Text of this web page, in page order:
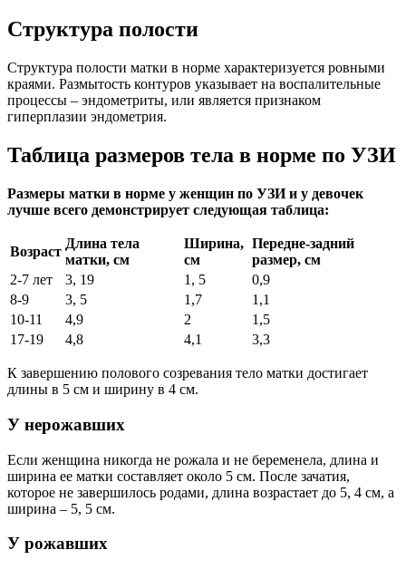
Структура полости
Структура полости матки в норме характеризуется ровными
краями. Размытость контуров указывает на воспалительные
процессы – эндометриты, или является признаком
гиперплазии эндометрия.
Таблица размеров тела в норме по УЗИ
Размеры матки в норме у женщин по УЗИ и у девочек
лучше всего демонстрирует следующая таблица:
Возраст
Длина тела
матки, см
Ширина,
см
Передне-задний
размер, см
2-7 лет
3, 19 1, 5
0,9
8-9
3, 5 1,7
1,1
10-11
4,9 2
1,5
17-19
4,8 4,1 3,3
К завершению полового созревания тело матки достигает
длины в 5 см и ширину в 4 см.
У нерожавших
Если женщина никогда не рожала и не беременела, длина и
ширина ее матки составляет около 5 см. После зачатия,
которое не завершилось родами, длина возрастает до 5, 4 см, а
ширина – 5, 5 см.
У рожавших